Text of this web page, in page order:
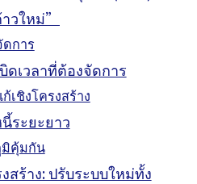
วใหม่”
การ
ดเวลาที่ต้องจัดการ
เชิงโครงสร้าง
ระยะยาว
มิคุ้มกัน
สร้าง: ปรับระบบใหม่ทั้ง